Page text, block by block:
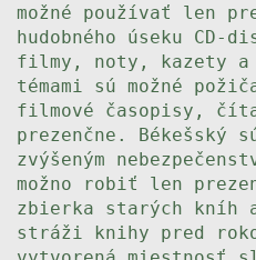
možné používať len
hudobného úseku
filmy, noty, kazety a
témami sú možné
filmové časopisy,
prezenčne. Békešský
zvýšeným
možno robiť len
zbierka starých kníh
stráži knihy pred